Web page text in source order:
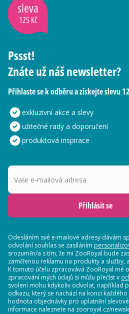
sleva
125 Kč
Pssst!
Znáte už náš newsletter?
Přihlaste se k odběru a získejte slevu
exkluzivní akce a slevy
užitečné rady a doporučení
produktová inspirace
Vaše e-mailová adresa
Přihlásit se
Odesláním své e-mailové adresy dávám
odvolání souhlas se zasíláním
srozuměn/a s tím, že mi ZooRoyal bude
zaměřenou reklamu na produkty a
K tomuto účelu zpracovává ZooRoyal mé
zpracování mých údajů si můžu přečíst v
svolení mohu kdykoliv odvolat, například
odkazu, který se nachází na konci
hodnota objednávky pro uplatnění
informace naleznete na zooroyal.cz/